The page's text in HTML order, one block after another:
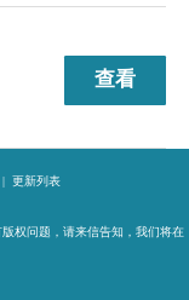
查看
| 更新列表
权问题，请来信告知，我们将在